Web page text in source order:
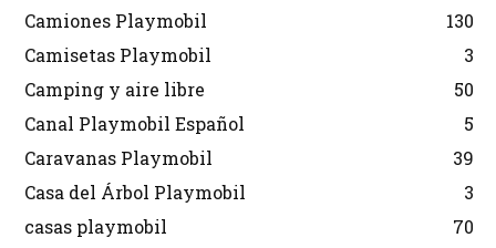
Camiones Playmobil
130
Camisetas Playmobil
3
Camping y aire libre
50
Canal Playmobil Español
5
Caravanas Playmobil
39
Casa del Árbol Playmobil
3
casas playmobil
70